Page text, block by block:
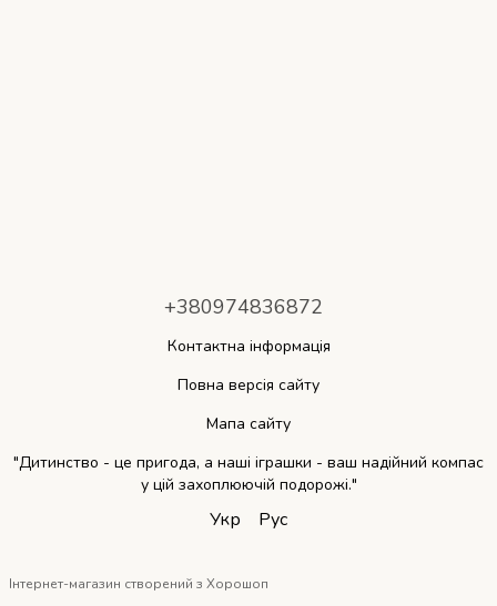
+380974836872
Контактна інформація
Повна версія сайту
Мапа сайту
"Дитинство - це пригода, а наші іграшки - ваш надійний компас
у цій захоплюючій подорожі."
Укр Рус
Інтернет-магазин створений з Хорошоп